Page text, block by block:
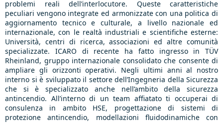
problemi reali dell’interlocutore. Queste caratteristiche
peculiari vengono integrate ed armonizzate con una politica di
aggiornamento tecnico e culturale, a livello nazionale ed
internazionale, con le realtà industriali e scientifiche esterne:
Università, centri di ricerca, associazioni ed altre comunità
specializzate. ICARO di recente ha fatto ingresso in TÜV
Rheinland, gruppo internazionale consolidato che consente di
ampliare gli orizzonti operativi. Negli ultimi anni al nostro
interno si è sviluppato il settore dell’Ingegneria della Sicurezza
che si è specializzato anche nell’ambito della sicurezza
antincendio. All’interno di un team affiatato ti occuperai di
consulenza in ambito HSE, progettazione di sistemi di
protezione antincendio, modellazioni fluidodinamiche con